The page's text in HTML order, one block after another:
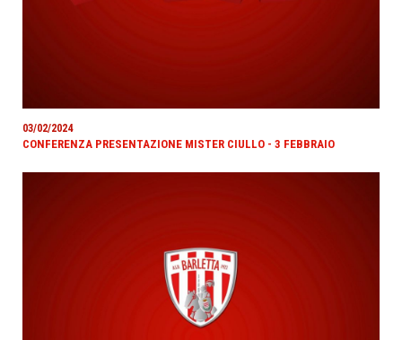
03/02/2024
CONFERENZA PRESENTAZIONE MISTER CIULLO - 3 FEBBRAIO